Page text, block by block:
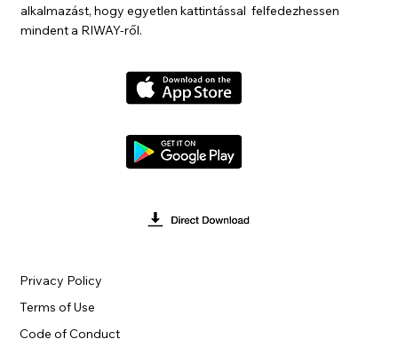
alkalmazást, hogy egyetlen kattintással felfedezhessen
mindent a RIWAY-ről.
Terms of Use
Privacy Policy
Code of Conduct